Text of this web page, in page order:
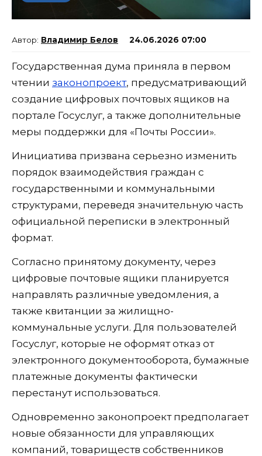
Владимир Белов 24.06.2026 07:00
Государственная дума приняла в первом
чтении законопроект, предусматривающий
создание цифровых почтовых ящиков на
портале Госуслуг, а также дополнительные
меры поддержки для «Почты России».
Инициатива призвана серьезно изменить
порядок взаимодействия граждан с
государственными и коммунальными
структурами, переведя значительную часть
официальной переписки в электронный
формат.
Согласно принятому документу, через
цифровые почтовые ящики планируется
направлять различные уведомления, а
также квитанции за жилищно-
коммунальные услуги. Для пользователей
Госуслуг, которые не оформят отказ от
электронного документооборота, бумажные
платежные документы фактически
перестанут использоваться.
Одновременно законопроект предполагает
новые обязанности для управляющих
компаний, товариществ собственников